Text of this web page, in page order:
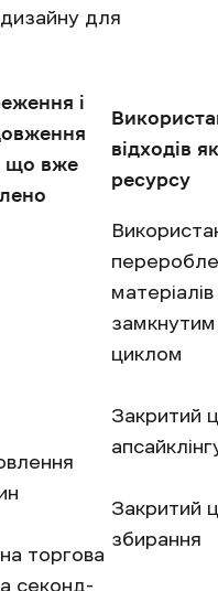
для
і
що вже
відходів як
ресурсу
торгова
секонд-
матеріалів
замкнутим
циклом
Закритий
Закритий
збирання